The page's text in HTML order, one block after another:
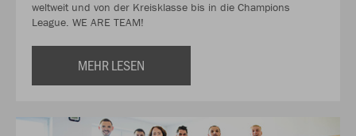
weltweit und von der Kreisklasse bis in die Champions
League. WE ARE TEAM!
MEHR LESEN